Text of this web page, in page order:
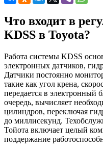
Что входит в
KDSS в Toyota?
Работа системы KDSS
электронных датчиков,
Датчики постоянно
такие как угол крена,
передается в электронный
очередь, вычисляет
цилиндров, переключая
до миллисекунд.
Тойота включает целый
поддержание